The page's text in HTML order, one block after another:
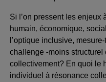
Si l’on pressent les enjeux
humain, économique,
l’optique inclusive,
challenge -moins structurel
collectivement? En quoi le
individuel à résonance